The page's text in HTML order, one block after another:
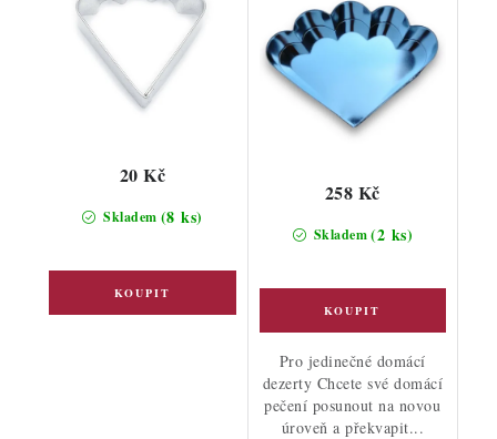
Skladem (8 ks)
20 Kč
Skladem(2 ks)
258 Kč
Pro jedinečné domácí
dezerty Chcete své domácí
pečení posunout na novou
úroveň a překvapit...